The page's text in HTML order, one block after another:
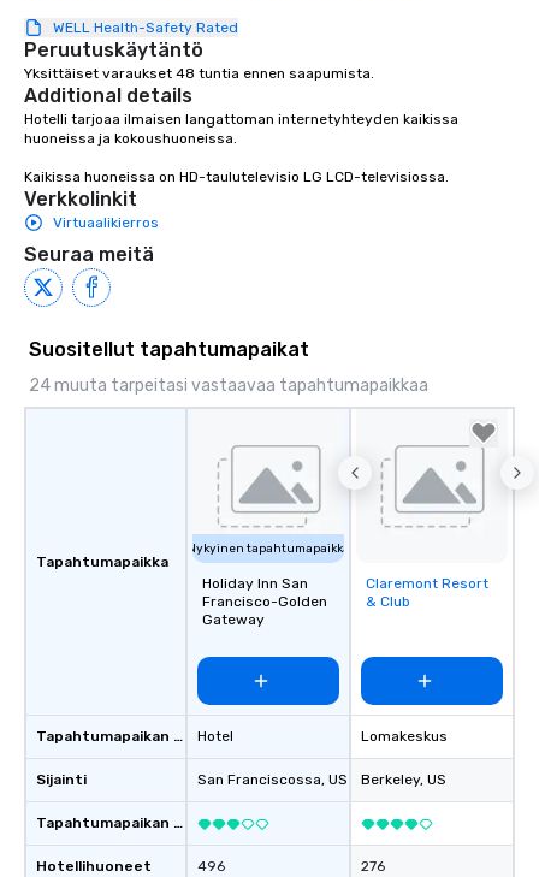
WELL Health-Safety Rated
Peruutuskäytäntö
Yksittäiset varaukset 48 tuntia ennen saapumista.
Additional details
Hotelli tarjoaa ilmaisen langattoman internetyhteyden kaikissa
huoneissa ja kokoushuoneissa.
Kaikissa huoneissa on HD-taulutelevisio LG LCD-televisiossa.
Verkkolinkit
Virtuaalikierros
Seuraa meitä
Suositellut tapahtumapaikat
24 muuta tarpeitasi vastaavaa tapahtumapaikkaa
Tapahtumapaikka
Tapahtumapaikan tyyppi
Sijainti
Tapahtumapaikan luokitus
Hotellihuoneet
Nykyinen tapahtumapaikka
Holiday Inn San
Francisco-Golden
Gateway
Hotel
San Franciscossa, US
496
Removed from
favorites
Claremont Resort
& Club
Lomakeskus
Berkeley, US
276